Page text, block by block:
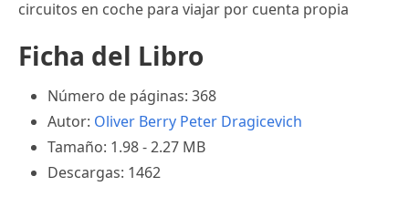
circuitos en coche para viajar por cuenta propia
Ficha del Libro
Número de páginas: 368
Autor: Oliver Berry Peter Dragicevich
Tamaño: 1.98 - 2.27 MB
Descargas: 1462